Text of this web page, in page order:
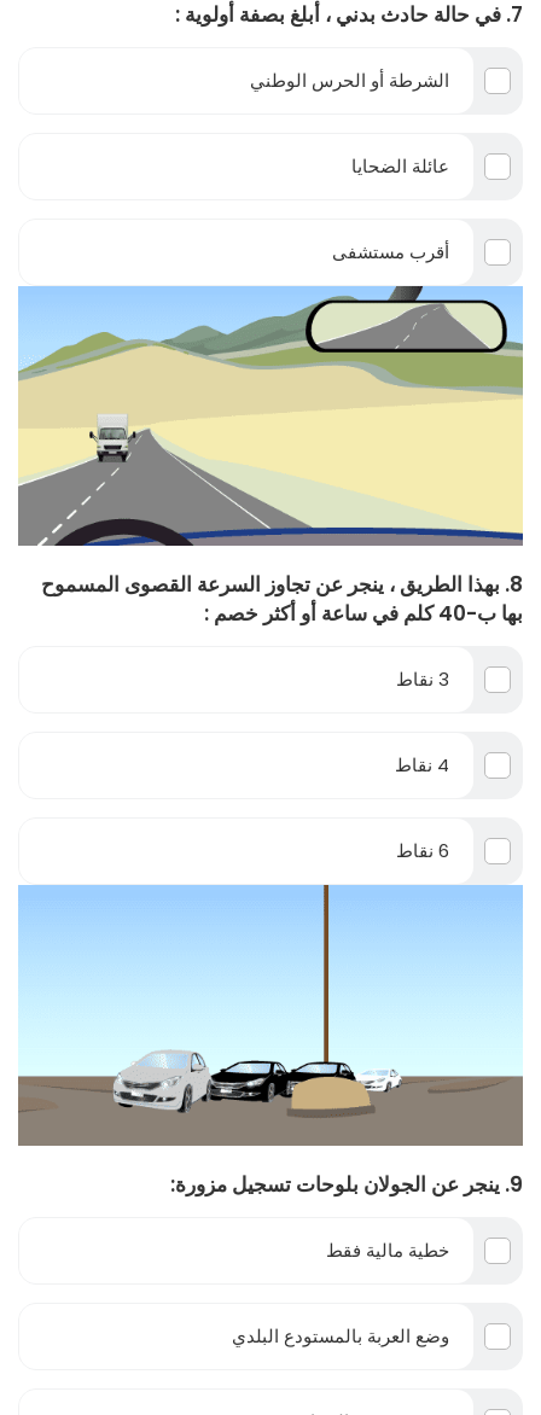
7. في حالة حادث بدني ، أبلغ بصفة أولوية :
الشرطة أو الحرس الوطني
عائلة الضحايا
أقرب مستشفى
8. بهذا الطريق ، ينجر عن تجاوز السرعة القصوى المسموح
بها ب-40 كلم في ساعة أو أكثر خصم :
3 نقاط
4 نقاط
6 نقاط
9. ينجر عن الجولان بلوحات تسجيل مزورة:
خطية مالية فقط
وضع العربة بالمستودع البلدي